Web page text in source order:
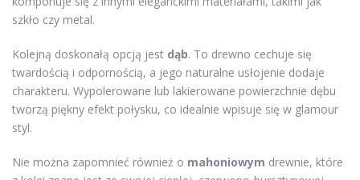
szkło czy metal.
Kolejną doskonałą opcją jest dąb. To drewno cechuje się
twardością i odpornością, a jego naturalne usłojenie dodaje
charakteru. Wypolerowane lub lakierowane powierzchnie dębu
tworzą piękny efekt połysku, co idealnie wpisuje się w glamour
styl.
Nie można zapomnieć również o mahoniowym drewnie, które